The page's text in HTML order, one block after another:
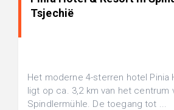
Tsjechië
Het moderne 4-sterren hotel Pinia
ligt op ca. 3,2 km van het centrum
Spindlermühle. De toegang tot ...